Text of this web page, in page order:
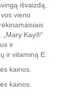
išvaizdą,
vieno
Kay®“
ir
ir vitaminą E.
kainos.
kainos.